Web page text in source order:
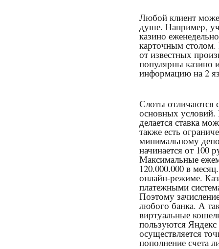
Любой клиент
душе. Например,
казино
карточным
от известных
популярны казино
информацию на 2
Слоты отличаются
основных
делается ставка
также есть
минимальному
начинается от 100
Максимальные
120.000.000 в
онлайн-режиме.
платежными
Поэтому
любого банка. А
виртуальные
пользуются
осуществляется
пополнение счета